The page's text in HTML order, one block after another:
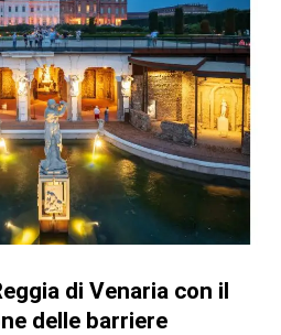
di Venaria con il
delle barriere